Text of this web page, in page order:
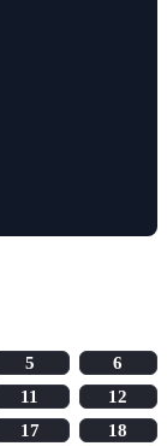
5
6
11
12
17
18